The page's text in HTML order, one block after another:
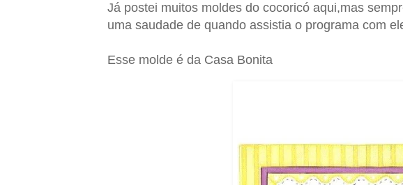
Já postei muitos moldes do cocoricó aqui,mas
uma saudade de quando assistia o programa com
Esse molde é da Casa Bonita